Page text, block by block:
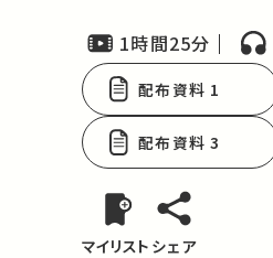
1時間25分
配布資料 1
配布資料 3
マイリスト シェア